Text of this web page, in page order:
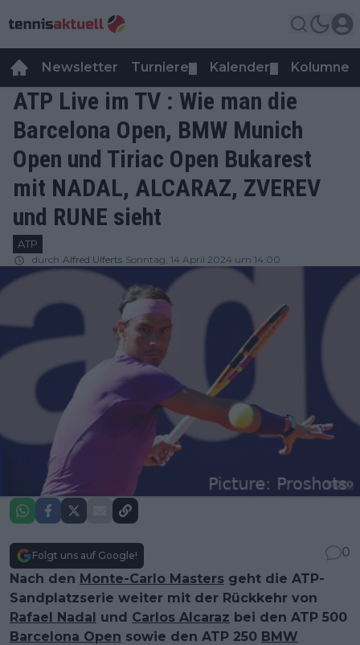
Newsletter Turniere Kalender Kolumnen
ATP Live im TV : Wie man die
Barcelona Open, BMW Munich
Open und Tiriac Open Bukarest
mit NADAL, ALCARAZ, ZVEREV
und RUNE sieht
ATP
durch Alfred Ulferts Sonntag, 14 April 2024 um 14:00
Folgt uns auf Google!
0
Nach den Monte-Carlo Masters geht die ATP-
Sandplatzserie weiter mit der Rückkehr von
Rafael Nadal und Carlos Alcaraz bei den ATP 500
Barcelona Open sowie den ATP 250 BMW